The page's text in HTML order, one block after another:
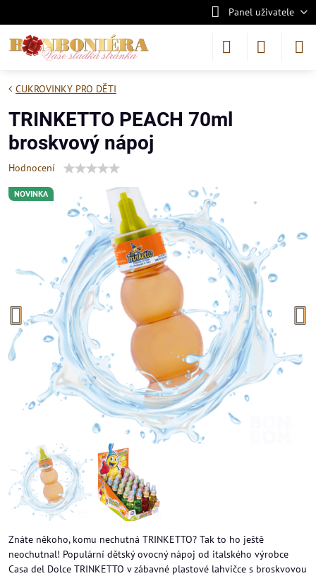
Panel uživatele
NOVINKA
CUKROVINKY PRO DĚTI
TRINKETTO PEACH 70ml
broskvový nápoj
Hodnocení
Znáte někoho, komu nechutná TRINKETTO? Tak to ho ještě
neochutnal! Populární dětský ovocný nápoj od italského výrobce
Casa del Dolce TRINKETTO v zábavné plastové lahvičce s broskvovou